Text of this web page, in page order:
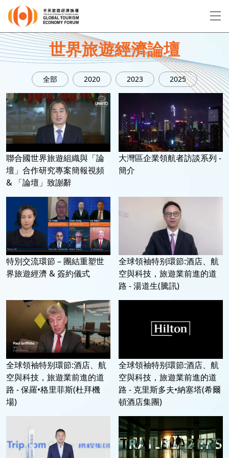
EN 繁 简
關於論壇
論壇議程
演講者
世界旅遊經濟論壇
全部 2020 2023 2025
聯合國世界旅遊組織與「論
壇」合作研究專案簡報視頻
& 「論壇」致謝辭
大灣區企業領航者訪談系列 -
簡介
特別交流環節 – 團結重塑世
界旅遊經濟 & 簽約儀式
全球領袖特别環節:酒店、航
空與科技，旅遊業前進的道
路 - 湯道生(騰訊)
全球領袖特别環節:酒店、航
空與科技，旅遊業前進的道
路 - 保羅•格里菲斯(杜拜機
場)
全球領袖特别環節:酒店、航
空與科技，旅遊業前進的道
路 - 克里斯多夫•納塞塔(希爾
頓酒店集團)